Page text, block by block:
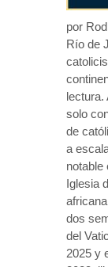
por
Río de
lectura.
solo
de
a
notable
Iglesia
dos
del
2025 y